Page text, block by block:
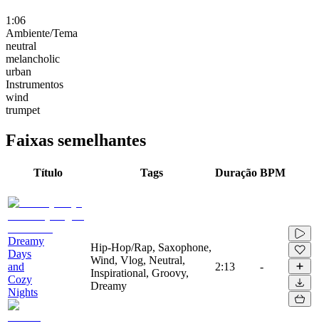
1:06
Ambiente/Tema
neutral
melancholic
urban
Instrumentos
wind
trumpet
Faixas semelhantes
Título Tags Duração BPM
Dreamy
Days
and
Cozy
Nights
Hip-Hop/Rap, Saxophone,
Wind, Vlog, Neutral,
Inspirational, Groovy,
Dreamy
2:13 -